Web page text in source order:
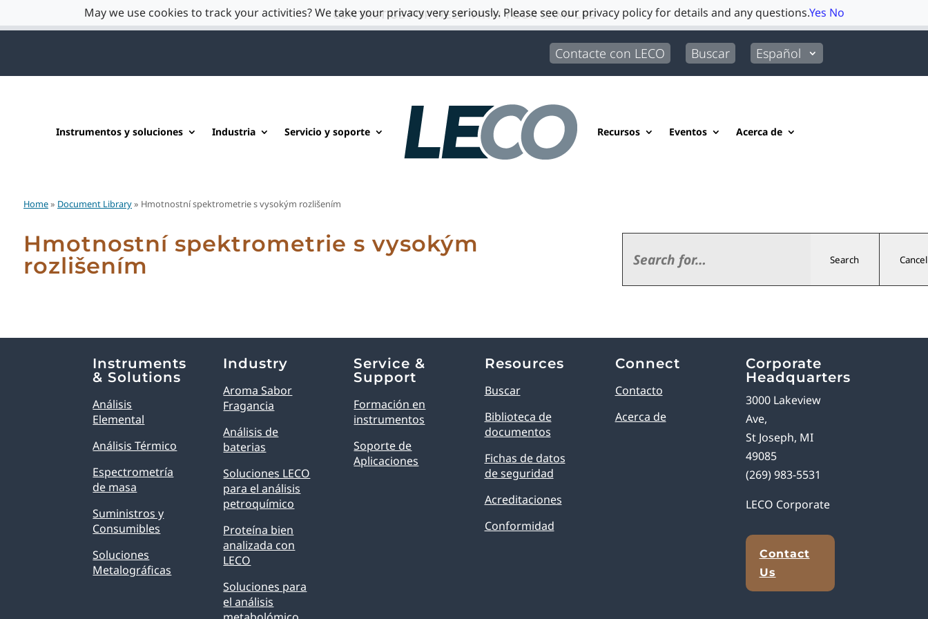
CONTACT US FOR HELP WITH YOUR SAMPLES
Contacte con LECO Buscar Español
Instrumentos y soluciones Industria Servicio y soporte Recursos Eventos Acerca de
Home» Document Library» Hmotnostní spektrometrie s vysokým rozlišením
Hmotnostní spektrometrie s vysokým
rozlišením
Search Cancel
Instruments
& Solutions
Análisis
Elemental
Análisis Térmico
Espectrometría
de masa
Suministros y
Consumibles
Soluciones
Metalográficas
Industry
Aroma Sabor
Fragancia
Análisis de
baterias
Soluciones LECO
para el análisis
petroquímico
Proteína bien
analizada con
LECO
Soluciones para
el análisis
Service &
Support
Formación en
instrumentos
Soporte de
Aplicaciones
Resources
Buscar
Biblioteca de
documentos
Fichas de datos
de seguridad
Acreditaciones
Conformidad
Connect
Contacto
Acerca de
Corporate
Headquarters
3000 Lakeview
Ave,
St Joseph, MI
49085
(269) 983-5531
LECO Corporate
Contact
Us
May we use cookies to track your activities? We take your privacy very seriously. Please see our privacy policy for details and any questions.Yes No